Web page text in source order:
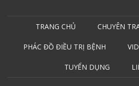
TRANG CHỦ CHUYÊN
PHÁC ĐỒ ĐIỀU TRỊ BỆNH
TUYỂN DỤNG